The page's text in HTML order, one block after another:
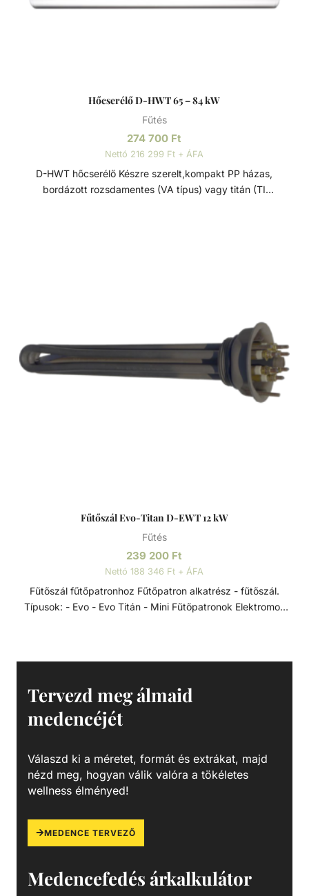
Hőcserélő D-HWT 65 – 84 kW
Fűtés
274 700 Ft
Nettó 216 299 Ft + ÁFA
D-HWT hőcserélő Készre szerelt,kompakt PP házas,
bordázott rozsdamentes (VA típus) vagy titán (TI
mellett. Mint minden tekercscsöves hőcserélőt, ezeket is
közvetlenül a medence vízkörforgásába vagy a bypass-
rendszeren keresztül kell beépíteni. Tulajdonságai: -
Rögzítéshez a rozsdamentes bilincs tartozék. - Max.
Fűtőszál Evo-Titan D-EWT 12 kW
Fűtés
239 200 Ft
Nettó 188 346 Ft + ÁFA
Fűtőszál fűtőpatronhoz Fűtőpatron alkatrész - fűtőszál.
Típusok: - Evo - Evo Titán - Mini Fűtőpatronok Elektromos
fűtőrudakkal, rendkívül sokoldalúan alkalmazhatók -
úszómedencék, pezsgőfürdők és hasonló létesítmények
Tervezd meg álmaid
medencéjét
Válaszd ki a méretet, formát és extrákat, majd
nézd meg, hogyan válik valóra a tökéletes
wellness élményed!
MEDENCE TERVEZŐ
Medencefedés árkalkulátor